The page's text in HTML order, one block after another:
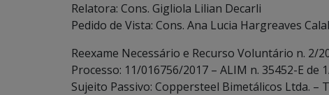
Relatora: Cons. Gigliola Lilian Decarli
Pedido de Vista: Cons. Ana Lucia Hargreaves
Reexame Necessário e Recurso Voluntário n. 2/
Processo: 11/016756/2017 – ALIM n. 35452-E de
Sujeito Passivo: Coppersteel Bimetálicos Ltda. –